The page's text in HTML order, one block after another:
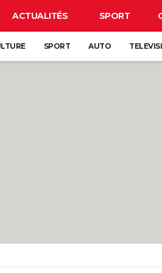
ACTUALITÉS SPORT
SPORT AUTO